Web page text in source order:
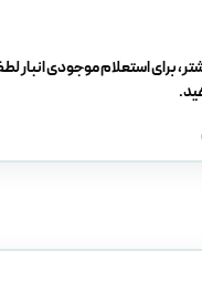
برای استعلام موجودی انبار